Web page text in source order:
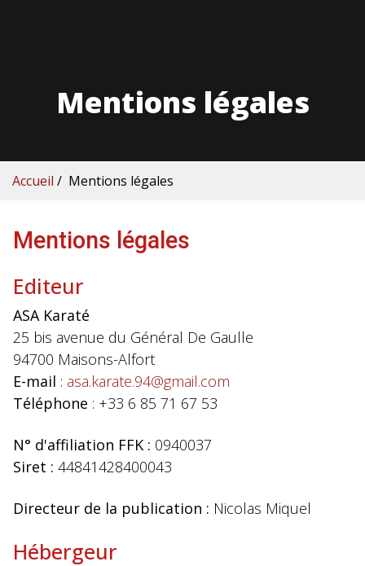
Mentions légales
Accueil / Mentions légales
Mentions légales
Editeur
ASA Karaté
25 bis avenue du Général De Gaulle
94700 Maisons-Alfort
E-mail : asa.karate.94@gmail.com
Téléphone : +33 6 85 71 67 53
N° d'affiliation FFK : 0940037
Siret : 44841428400043
Directeur de la publication : Nicolas Miquel
Hébergeur